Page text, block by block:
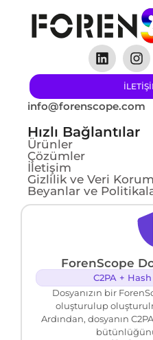
info@forenscope.com
Hızlı Bağlantılar
Ürünler
Çözümler
İletişim
Gizlilik ve Veri
Beyanlar ve
ForenScope
C2PA +
Dosyanızın bir
oluşturulup
Ardından, dosyanın